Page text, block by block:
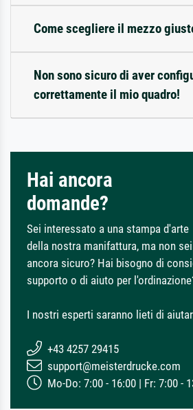
Come scegliere il mezzo
Non sono sicuro di aver
correttamente il mio quadro!
Hai ancora
domande?
Sei interessato a una stampa d'arte
della nostra manifattura, ma non sei
ancora sicuro? Hai bisogno di
supporto o di aiuto per
I nostri esperti saranno lieti di
+43 4257 29415
support@meisterdrucke.com
Mo-Do: 7:00 - 16:00 | Fr: 7:00 -